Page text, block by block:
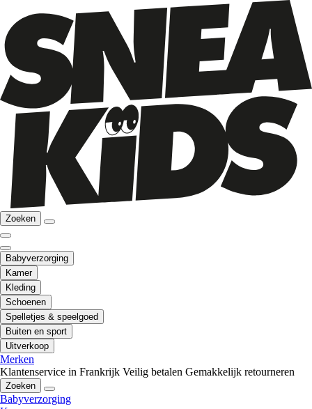
Zoeken
Babyverzorging
Kamer
Kleding
Schoenen
Spelletjes & speelgoed
Buiten en sport
Uitverkoop
Merken
Klantenservice in Frankrijk Veilig betalen Gemakkelijk retourneren
Zoeken
Babyverzorging